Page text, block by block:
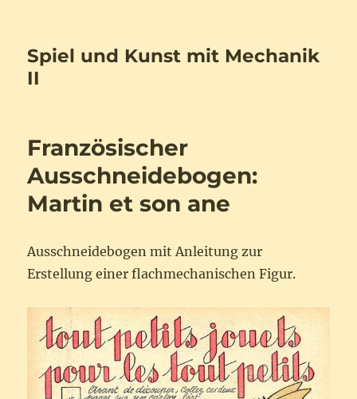
Spiel und Kunst mit Mechanik
II
Französischer
Ausschneidebogen:
Martin et son ane
Ausschneidebogen mit Anleitung zur
Erstellung einer flachmechanischen Figur.